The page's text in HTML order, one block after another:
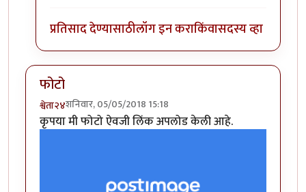
प्रतिसाद देण्यासाठीलॉग इन कराकिंवासदस्य व्हा
फोटो
श्वेता२४शनिवार, 05/05/2018 15:18
कृपया मी फोटो ऐवजी लिंक अपलोड केली आहे.